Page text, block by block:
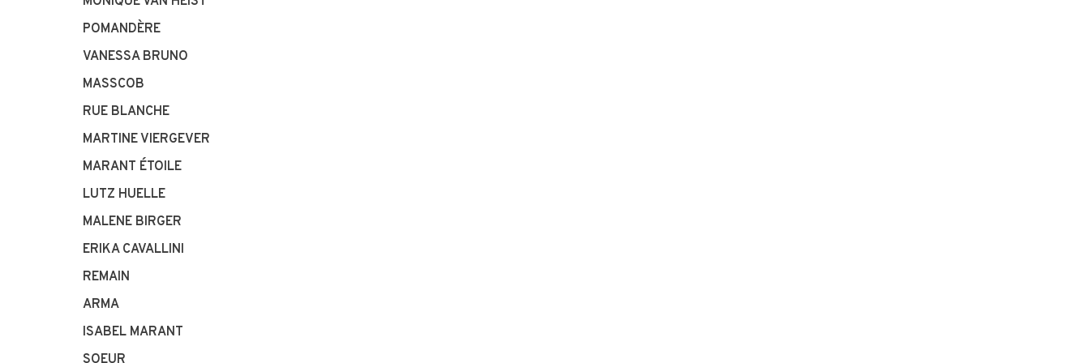
POMANDÈRE
VANESSA BRUNO
MASSCOB
RUE BLANCHE
MARTINE VIERGEVER
MARANT ÉTOILE
LUTZ HUELLE
MALENE BIRGER
ERIKA CAVALLINI
REMAIN
ARMA
ISABEL MARANT